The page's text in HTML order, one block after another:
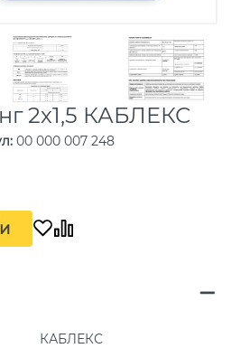
2х1,5 КАБЛЕКС
: 00 000 007 248
КАБЛЕКС